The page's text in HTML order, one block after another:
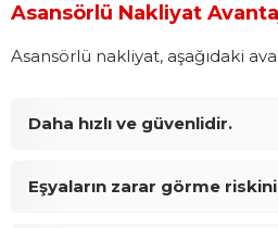
Asansörlü Nakliyat
Asansörlü nakliyat, aşağıdaki
Daha hızlı ve güvenlidir.
Eşyaların zarar görme